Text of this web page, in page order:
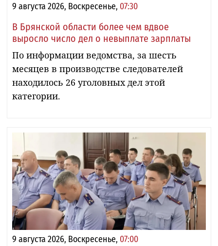
9 августа 2026, Воскресенье, 07:30
В Брянской области более чем вдвое
выросло число дел о невыплате зарплаты
По информации ведомства, за шесть
месяцев в производстве следователей
находилось 26 уголовных дел этой
категории.
9 августа 2026, Воскресенье, 07:00